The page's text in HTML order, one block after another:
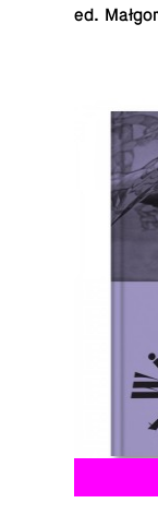
ed.